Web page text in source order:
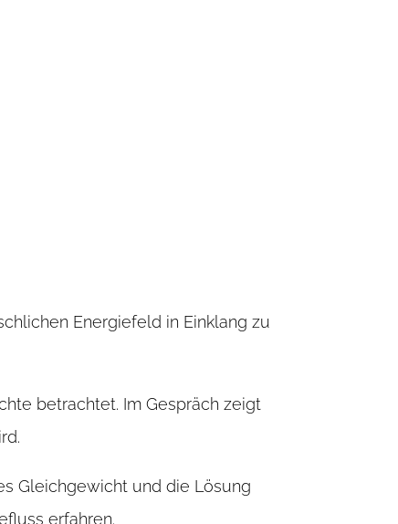
Energiefeld in Einklang zu
betrachtet. Im Gespräch zeigt
Gleichgewicht und die Lösung
erfahren.